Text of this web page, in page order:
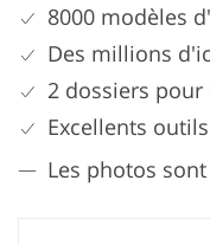
8000 modèles
Des millions
2 dossiers pour
Excellents
Les photos